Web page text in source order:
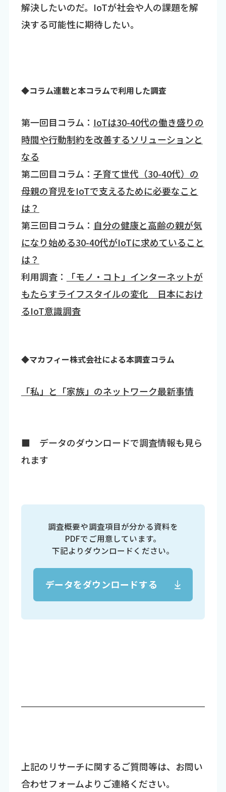
解決したいのだ。IoTが社会や人の課題を解
決する可能性に期待したい。
◆コラム連載と本コラムで利用した調査
第一回目コラム： IoTは30-40代の働き盛りの
時間や行動制約を改善するソリューションと
なる
第二回目コラム： 子育て世代（30-40代）の
母親の育児をIoTで支えるために必要なこと
は？
第三回目コラム： 自分の健康と高齢の親が気
になり始める30-40代がIoTに求めていること
は？
利用調査：
「モノ・コト」インターネットが
もたらすライフスタイルの変化 日本におけ
るIoT意識調査
◆マカフィー株式会社による本調査コラム
「私」と「家族」のネットワーク最新事情
■ データのダウンロードで調査情報も見ら
れます
調査概要や調査項目が分かる資料を
PDFでご用意しています。
下記よりダウンロードください。
データをダウンロードする
上記のリサーチに関するご質問等は、お問い
合わせフォームよりご連絡ください。